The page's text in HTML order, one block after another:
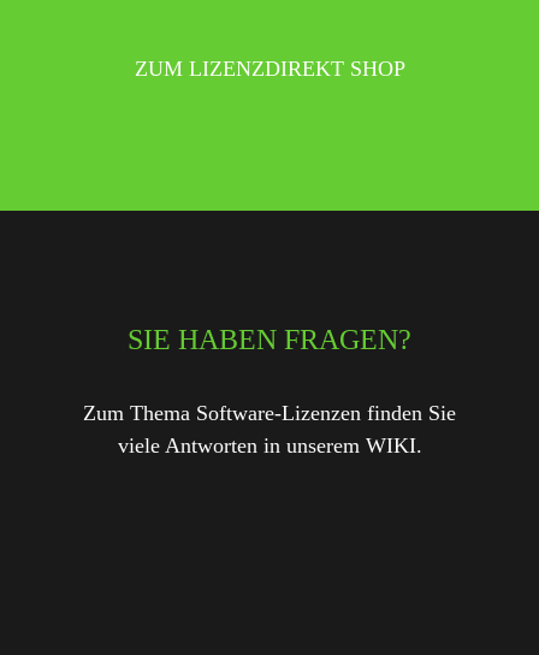
ZUM LIZENZDIREKT SHOP
SIE HABEN FRAGEN?
Zum Thema Software-Lizenzen finden Sie
viele Antworten in unserem WIKI.